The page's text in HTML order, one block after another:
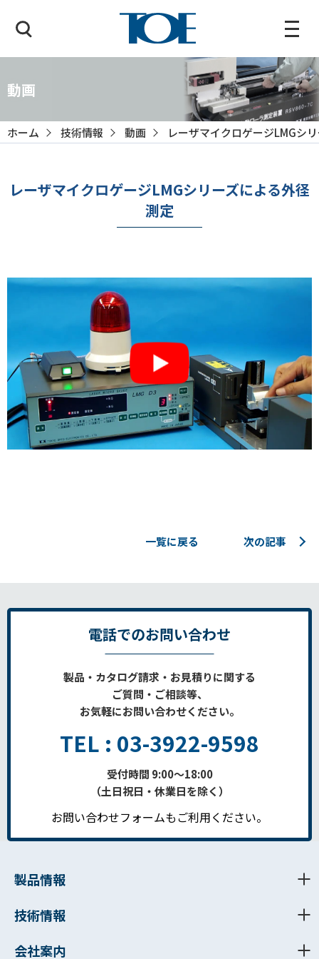
動画
ホーム 技術情報 動画 レーザマイクロゲージLMGシ
レーザマイクロゲージLMGシリーズによる外径
測定
一覧に戻る 次の記事
電話でのお問い合わせ
製品・カタログ請求・お見積りに関する
ご質問・ご相談等、
お気軽にお問い合わせください。
TEL : 03-3922-9598
受付時間 9:00～18:00
（土日祝日・休業日を除く）
お問い合わせフォームもご利用ください。
製品情報
技術情報
会社案内